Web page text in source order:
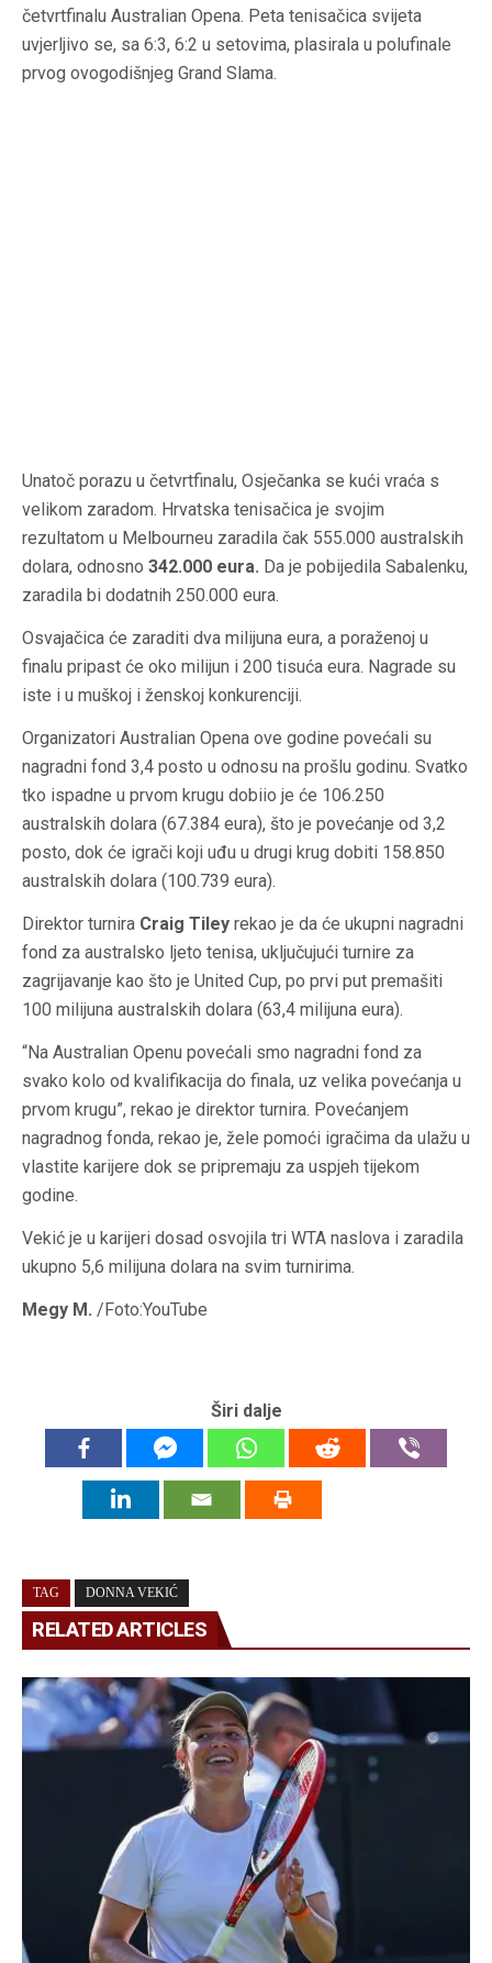
četvrtfinalu Australian Opena. Peta tenisačica svijeta
uvjerljivo se, sa 6:3, 6:2 u setovima, plasirala u polufinale
prvog ovogodišnjeg Grand Slama.
Unatoč porazu u četvrtfinalu, Osječanka se kući vraća s
velikom zaradom. Hrvatska tenisačica je svojim
rezultatom u Melbourneu zaradila čak 555.000 australskih
dolara, odnosno 342.000 eura. Da je pobijedila Sabalenku,
zaradila bi dodatnih 250.000 eura.
Osvajačica će zaraditi dva milijuna eura, a poraženoj u
finalu pripast će oko milijun i 200 tisuća eura. Nagrade su
iste i u muškoj i ženskoj konkurenciji.
Organizatori Australian Opena ove godine povećali su
nagradni fond 3,4 posto u odnosu na prošlu godinu. Svatko
tko ispadne u prvom krugu dobiio je će 106.250
australskih dolara (67.384 eura), što je povećanje od 3,2
posto, dok će igrači koji uđu u drugi krug dobiti 158.850
australskih dolara (100.739 eura).
Direktor turnira Craig Tiley rekao je da će ukupni nagradni
fond za australsko ljeto tenisa, uključujući turnire za
zagrijavanje kao što je United Cup, po prvi put premašiti
100 milijuna australskih dolara (63,4 milijuna eura).
“Na Australian Openu povećali smo nagradni fond za
svako kolo od kvalifikacija do finala, uz velika povećanja u
prvom krugu”, rekao je direktor turnira. Povećanjem
nagradnog fonda, rekao je, žele pomoći igračima da ulažu u
vlastite karijere dok se pripremaju za uspjeh tijekom
godine.
Vekić je u karijeri dosad osvojila tri WTA naslova i zaradila
ukupno 5,6 milijuna dolara na svim turnirima.
Megy M. /Foto:YouTube
Širi dalje
TAG DONNA VEKIĆ
RELATED ARTICLES